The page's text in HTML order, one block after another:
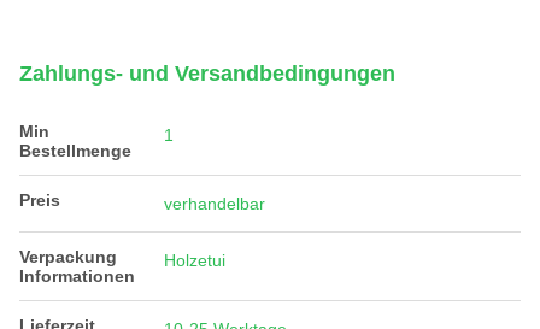
Zahlungs- und Versandbedingungen
Min
Bestellmenge
1
Preis verhandelbar
Verpackung
Informationen
Holzetui